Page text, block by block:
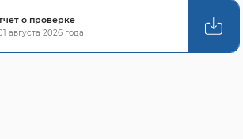
о проверке
августа 2026 года